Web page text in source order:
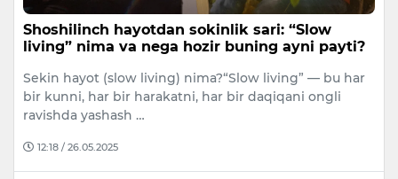
Shoshilinch hayotdan sokinlik sari: “Slow
living” nima va nega hozir buning ayni payti?
Sekin hayot (slow living) nima?“Slow living” — bu har
bir kunni, har bir harakatni, har bir daqiqani ongli
ravishda yashash …
12:18 / 26.05.2025